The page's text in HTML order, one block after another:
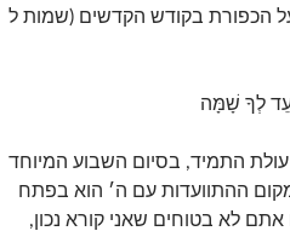
הכפורת בקודש הקדשים (שמות ל
לְךָ שָׁמָּה
התמיד, בסיום השבוע המיוחד
ההתוועדות עם ה׳ הוא בפתח
לא בטוחים שאני קורא נכון,